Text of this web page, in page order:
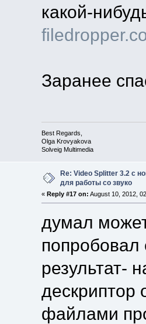
какой-
Заранее
Best Regards,
Olga Krovyakova
Solveig Multimedia
Re: Video Splitter 3.2 c
для работы со звуко
« Reply #17 on: August 10, 2012,
думал
попробовал
результат-
дескриптор
файлами